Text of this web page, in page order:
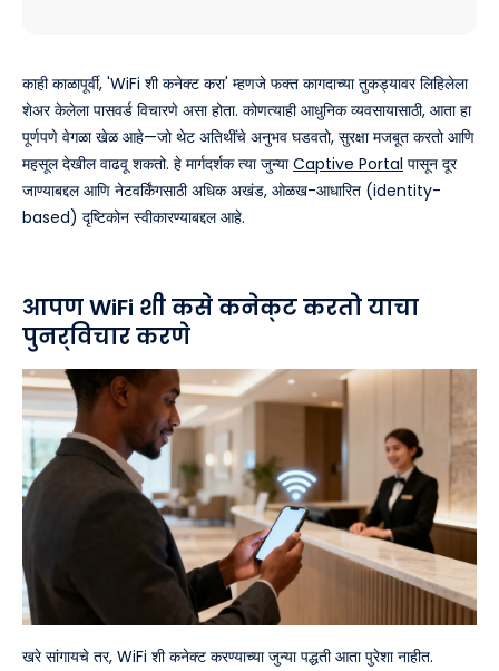
काही काळापूर्वी, 'WiFi शी कनेक्ट करा' म्हणजे फक्त कागदाच्या तुकड्यावर लिहिलेला
शेअर केलेला पासवर्ड विचारणे असा होता. कोणत्याही आधुनिक व्यवसायासाठी, आता हा
पूर्णपणे वेगळा खेळ आहे—जो थेट अतिथींचे अनुभव घडवतो, सुरक्षा मजबूत करतो आणि
महसूल देखील वाढवू शकतो. हे मार्गदर्शक त्या जुन्याCaptive Portal पासून दूर
जाण्याबद्दल आणि नेटवर्किंगसाठी अधिक अखंड, ओळख-आधारित (identity-
based) दृष्टिकोन स्वीकारण्याबद्दल आहे.
आपण WiFi शी कसे कनेक्ट करतो याचा
पुनर्विचार करणे
खरे सांगायचे तर, WiFi शी कनेक्ट करण्याच्या जुन्या पद्धती आता पुरेशा नाहीत.